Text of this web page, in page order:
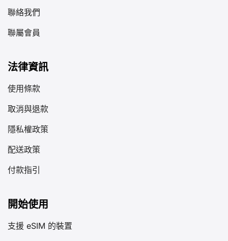
聯絡我們
聯屬會員
法律資訊
使用條款
取消與退款
隱私權政策
配送政策
付款指引
開始使用
支援 eSIM 的裝置